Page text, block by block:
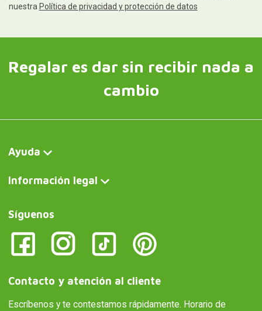
nuestra Política de privacidad y protección de datos
Regalar es dar sin recibir nada a
cambio
Ayuda
Información legal
Síguenos
Contacto y atención al cliente
Escríbenos y te contestamos rápidamente. Horario de